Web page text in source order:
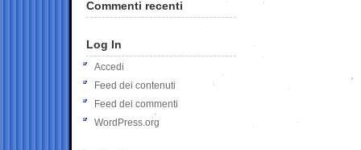
Commenti recenti
Log In
Accedi
Feed dei contenuti
Feed dei commenti
WordPress.org